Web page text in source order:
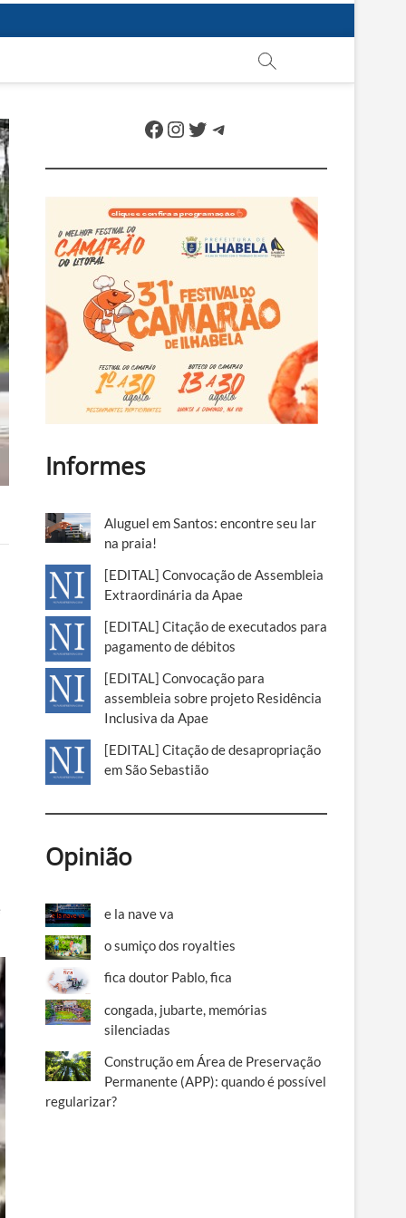
Facebook
Instagram
Twitter
Telegram
Informes
Aluguel em Santos: encontre seu lar
na praia!
[EDITAL] Convocação de Assembleia
Extraordinária da Apae
[EDITAL] Citação de executados para
pagamento de débitos
[EDITAL] Convocação para
assembleia sobre projeto Residência
Inclusiva da Apae
[EDITAL] Citação de desapropriação
em São Sebastião
Opinião
e la nave va
o sumiço dos royalties
fica doutor Pablo, fica
congada, jubarte, memórias
silenciadas
Construção em Área de Preservação
Permanente (APP): quando é possível
regularizar?